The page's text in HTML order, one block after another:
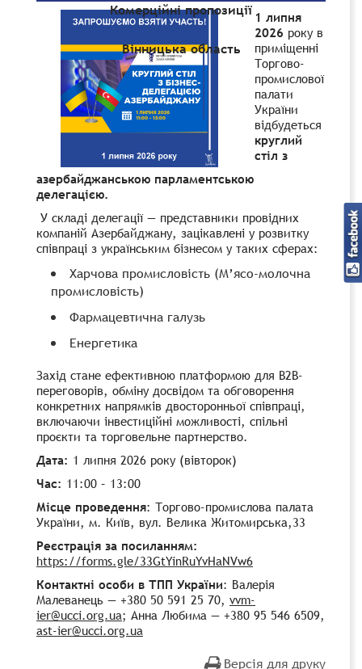
Комерційні пропозиції
Вінницька область
1 липня
2026 року в
приміщенні
Торгово-
промислової
палати
України
відбудеться
круглий
стіл з
азербайджанською парламентською
делегацією.
У складі делегації — представники провідних
компаній Азербайджану, зацікавлені у розвитку
співпраці з українським бізнесом у таких сферах:
Харчова промисловість (М’ясо-молочна
промисловість)
Фармацевтична галузь
Енергетика
Захід стане ефективною платформою для B2B-
переговорів, обміну досвідом та обговорення
конкретних напрямків двосторонньої співпраці,
включаючи інвестиційні можливості, спільні
проєкти та торговельне партнерство.
Дата: 1 липня 2026 року (вівторок)
Час: 11:00 – 13:00
Місце проведення: Торгово-промислова палата
України, м. Київ, вул. Велика Житомирська,33
Реєстрація за посиланням:
https://forms.gle/33GtYinRuYvHaNVw6
Контактні особи в ТПП України: Валерія
Малеванець — +380 50 591 25 70, vvm-
ier@ucci.org.ua; Анна Любима — +380 95 546 6509,
ast-ier@ucci.org.ua
Версія для друку